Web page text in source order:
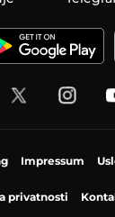
Impressum
privatnosti